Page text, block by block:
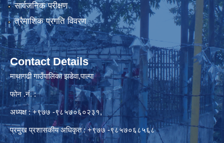
सार्वजनिक परीक्षण
त्रैमाशिक प्रगति विवरण
Contact Details
माथागढी गाउँपालिका झडेवा,पाल्पा
फोन .नं. :
अध्यक्ष : +९७७ -९८५७०६०२३१,
प्रमुख प्रशासकीय अधिकृत : +९७७ -९८५७०६८५६८